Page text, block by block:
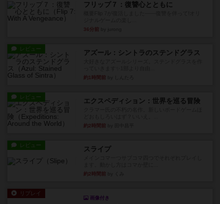
フリップ７：復讐心とともに
36分前
レビュー アズール：シントラのステンドグラス
約1時間前
レビュー エクスペディション：世界を巡る冒険
約2時間前
レビュー スライプ
約2時間前
リプレイ
画像付き